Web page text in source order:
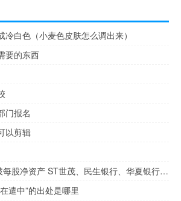
白色（小麦色皮肤怎么调出来）
要的东西
门报名
以剪辑
379只个股股价跌破每股净资产 ST世茂、民生银行、华夏银行市净率最低
遣中”的出处是哪里